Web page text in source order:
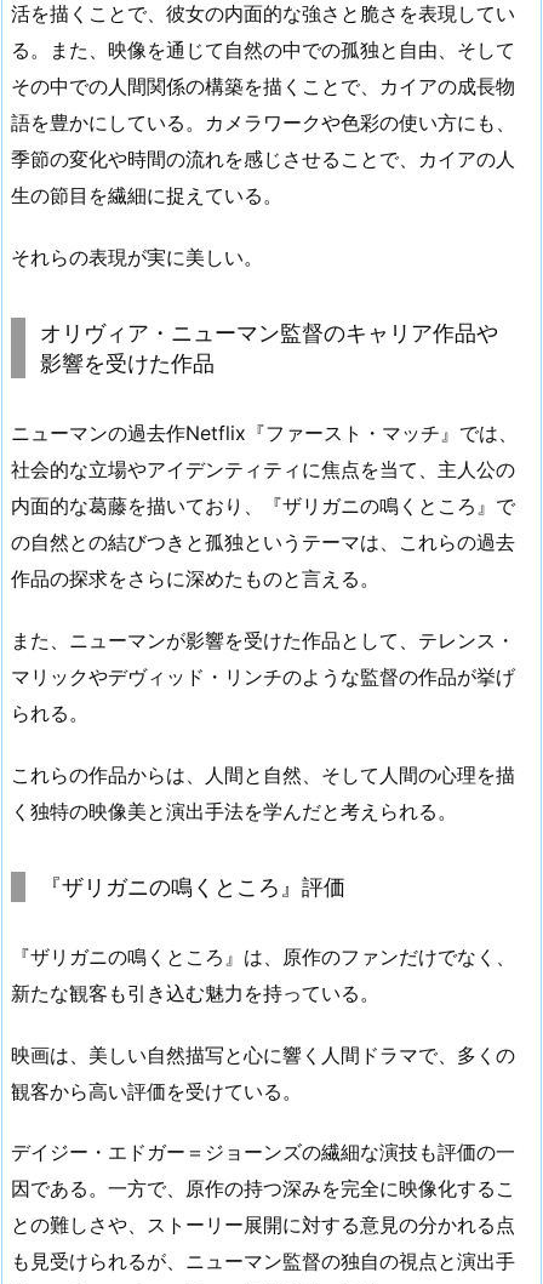
活を描くことで、彼女の内面的な強さと脆さを表現してい
る。また、映像を通じて自然の中での孤独と自由、そして
その中での人間関係の構築を描くことで、カイアの成長物
語を豊かにしている。カメラワークや色彩の使い方にも、
季節の変化や時間の流れを感じさせることで、カイアの人
生の節目を繊細に捉えている。
それらの表現が実に美しい。
オリヴィア・ニューマン監督のキャリア作品や
影響を受けた作品
ニューマンの過去作Netflix『ファースト・マッチ』では、
社会的な立場やアイデンティティに焦点を当て、主人公の
内面的な葛藤を描いており、『ザリガニの鳴くところ』で
の自然との結びつきと孤独というテーマは、これらの過去
作品の探求をさらに深めたものと言える。
また、ニューマンが影響を受けた作品として、テレンス・
マリックやデヴィッド・リンチのような監督の作品が挙げ
られる。
これらの作品からは、人間と自然、そして人間の心理を描
く独特の映像美と演出手法を学んだと考えられる。
『ザリガニの鳴くところ』評価
『ザリガニの鳴くところ』は、原作のファンだけでなく、
新たな観客も引き込む魅力を持っている。
映画は、美しい自然描写と心に響く人間ドラマで、多くの
観客から高い評価を受けている。
デイジー・エドガー＝ジョーンズの繊細な演技も評価の一
因である。一方で、原作の持つ深みを完全に映像化するこ
との難しさや、ストーリー展開に対する意見の分かれる点
も見受けられるが、ニューマン監督の独自の視点と演出手